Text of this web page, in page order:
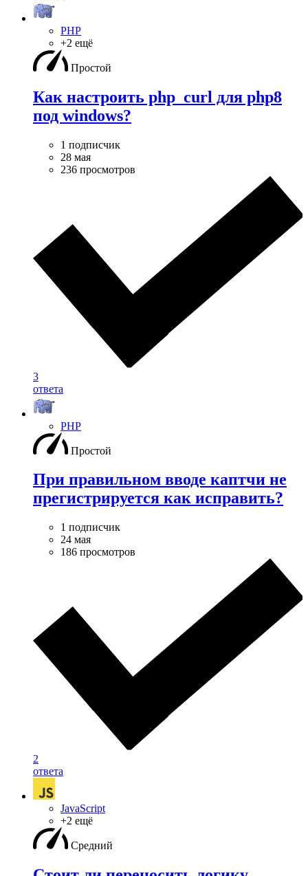
PHP
+2 ещё
Простой
Как настроить php_curl для php8
под windows?
1 подписчик
28 мая
236 просмотров
3
ответа
PHP
Простой
При правильном вводе каптчи не
прегистрируется как исправить?
1 подписчик
24 мая
186 просмотров
2
ответа
JavaScript
+2 ещё
Средний